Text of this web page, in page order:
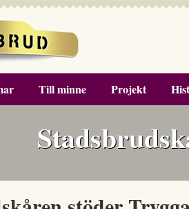
Till minne Projekt